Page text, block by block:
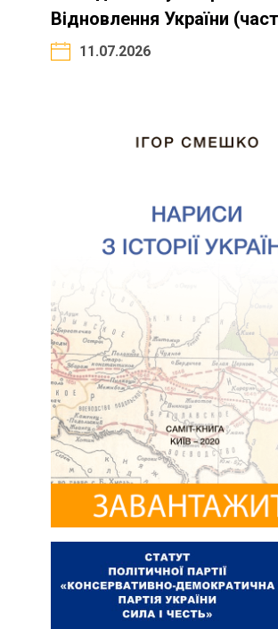
Відновлення України
11.07.2026